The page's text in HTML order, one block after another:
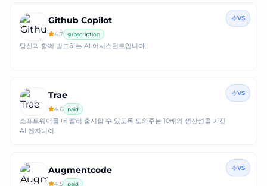
Github Copilot
4.7 subscription
당신과 함께 빌드하는 AI 어시스턴트입니다.
VS
Trae
4.6 paid
소프트웨어를 더 빨리 출시할 수 있도록 도와주는 10배의 생산성을 가진
AI 엔지니어.
VS
Augmentcode
4.5 paid
VS